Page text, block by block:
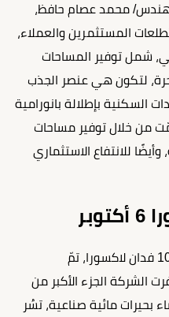
محمد عصام حافظ،
المستثمرين والعملاء،
شمل توفير المساحات
لتكون هي عنصر الجذب
السكنية بإطلالة بانورامية
من خلال توفير مساحات
للانتفاع الاستثماري
خصّصت الشركة المطورة مساحة 10 فدان لاكسورا، تمّ
الشركة الجزء الأكبر من
بحيرات مائية صناعية، تسُر